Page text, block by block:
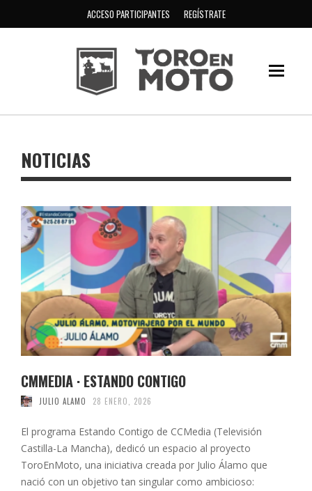
ACCESO PARTICIPANTES REGÍSTRATE
NOTICIAS
CMMEDIA · ESTANDO CONTIGO
JULIO ALAMO 28 ENERO, 2026
El programa Estando Contigo de CCMedia (Televisión
Castilla-La Mancha), dedicó un espacio al proyecto
ToroEnMoto, una iniciativa creada por Julio Álamo que
nació con un objetivo tan singular como ambicioso: